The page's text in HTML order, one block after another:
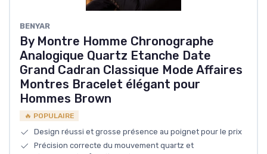
BENYAR
By Montre Homme Chronographe
Analogique Quartz Etanche Date
Grand Cadran Classique Mode Affaires
Montres Bracelet élégant pour
Hommes Brown
🔥 POPULAIRE
Design réussi et grosse présence au poignet pour le prix
Précision correcte du mouvement quartz et